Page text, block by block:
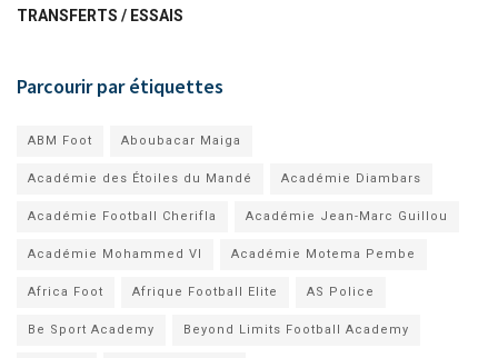
TRANSFERTS / ESSAIS
Parcourir par étiquettes
ABM Foot Aboubacar Maiga
Académie des Étoiles du Mandé Académie Diambars
Académie Football Cherifla Académie Jean-Marc Guillou
Académie Mohammed VI Académie Motema Pembe
Africa Foot Afrique Football Elite AS Police
Be Sport Academy Beyond Limits Football Academy